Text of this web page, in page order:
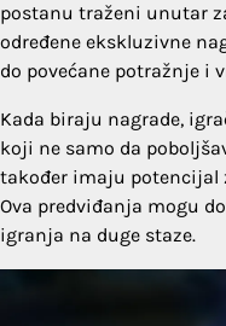
postanu traženi unutar
određene ekskluzivne
do povećane potražnje i
Kada biraju nagrade,
koji ne samo da
također imaju potencijal
Ova predviđanja mogu
igranja na duge staze.